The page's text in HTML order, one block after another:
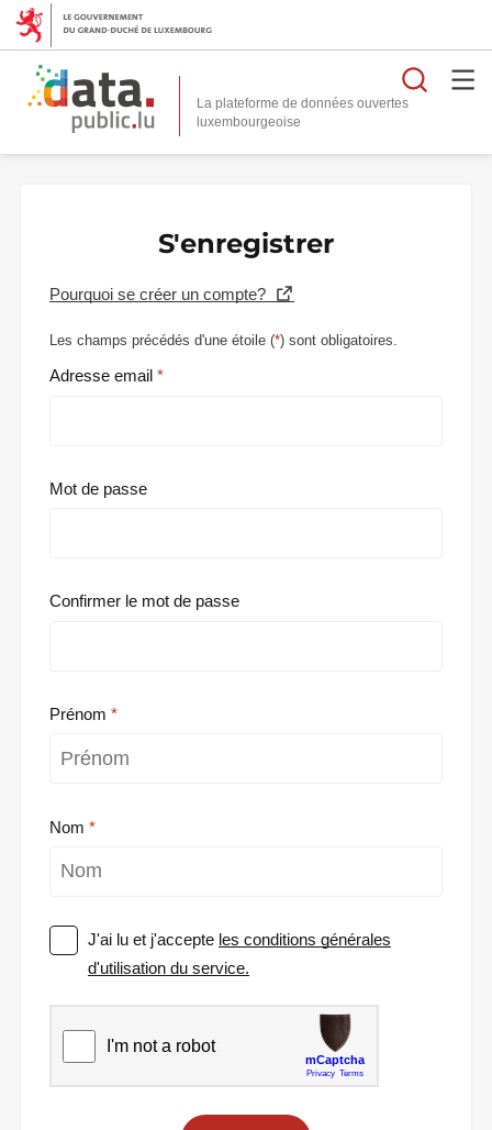
La plateforme de données ouvertes
S'enregistrer
Pourquoi se créer un compte?
Les champs précédés d'une étoile (*) sont obligatoires.
Adresse email
Mot de passe
Confirmer le mot de passe
Prénom
Nom
J'ai lu et j'accepte les conditions générales
d'utilisation du service.